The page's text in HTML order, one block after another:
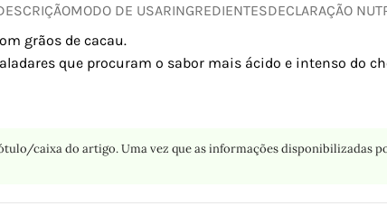
MODO DE USARINGREDIENTESDECLARAÇÃO
grãos de cacau.
que procuram o sabor mais ácido e intenso do
caixa do artigo. Uma vez que as informações disponibilizadas